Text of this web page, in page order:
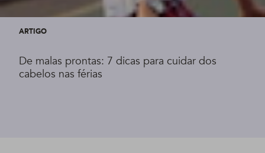
ARTIGO
De malas prontas: 7 dicas para cuidar dos
cabelos nas férias